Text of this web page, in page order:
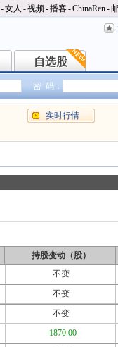
-女人 -视频-播客-ChinaRen-
自选股
自选股
密 码：
实时行情
持股变动（股）
不变
不变
不变
-1870.00